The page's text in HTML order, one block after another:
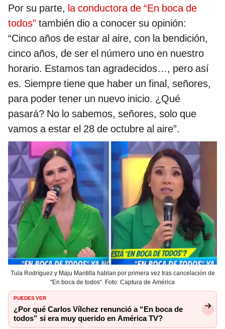
Por su parte, la conductora de “En boca de
todos” también dio a conocer su opinión:
“Cinco años de estar al aire, con la bendición,
cinco años, de ser el número uno en nuestro
horario. Estamos tan agradecidos…, pero así
es. Siempre tiene que haber un final, señores,
para poder tener un nuevo inicio. ¿Qué
pasará? No lo sabemos, señores, solo que
vamos a estar el 28 de octubre al aire”.
Tula Rodríguez y Maju Mantilla hablan por primera vez tras cancelación de
"En boca de todos". Foto: Captura de América
PUEDES VER
¿Por qué Carlos Vílchez renunció a “En boca de
todos” si era muy querido en América TV?